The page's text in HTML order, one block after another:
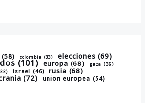
(58) colombia (33) elecciones (69)
(101) europa (68) gaza (36)
israel (46) rusia (68)
(72) union europea (54)